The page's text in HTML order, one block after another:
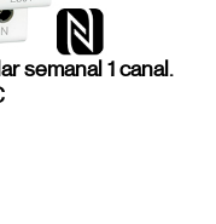
semanal 1 canal.